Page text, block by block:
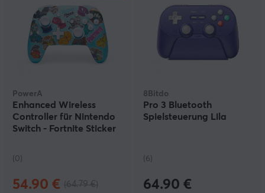
PowerA
Enhanced Wireless
Controller für Nintendo
Switch - Fortnite Sticker
(0)
54.90 €
8Bitdo
Pro 3 Bluetooth
Spielsteuerung Lila
(6)
64.90 €